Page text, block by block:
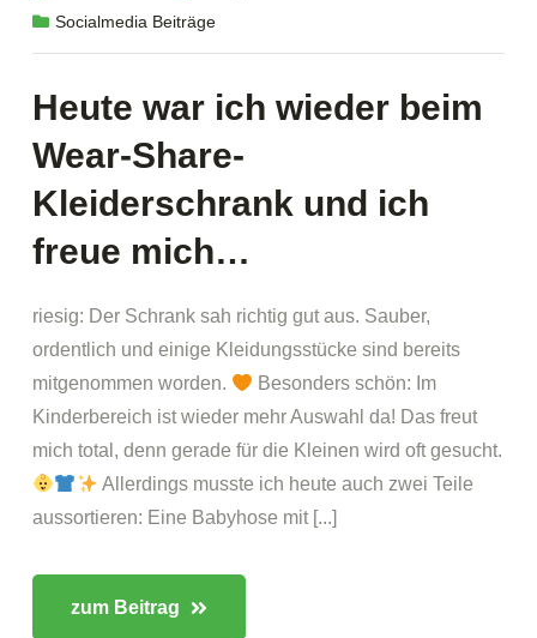
Socialmedia Beiträge
Heute war ich wieder beim
Wear-Share-
Kleiderschrank und ich
freue mich…
riesig: Der Schrank sah richtig gut aus. Sauber,
ordentlich und einige Kleidungsstücke sind bereits
mitgenommen worden.
Besonders schön: Im
Kinderbereich ist wieder mehr Auswahl da! Das freut
mich total, denn gerade für die Kleinen wird oft gesucht.
Allerdings musste ich heute auch zwei Teile
aussortieren: Eine Babyhose mit [...]
zum Beitrag